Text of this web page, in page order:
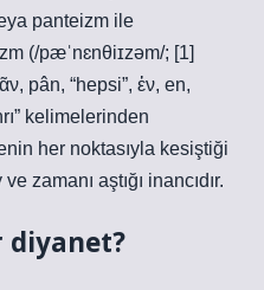
panteizm ile
(/pæˈnɛnθiɪzəm/; [1]
pân, “hepsi”, ἐν, en,
kelimelerinden
her noktasıyla kesiştiği
zamanı aştığı inancıdır.
diyanet?